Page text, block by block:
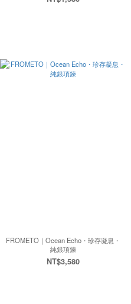
FROMETO｜Ocean Echo・珍存凝息・
純銀項鍊
NT$3,580